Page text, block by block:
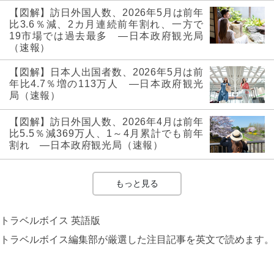
【図解】訪日外国人数、2026年5月は前年
比3.6％減、2カ月連続前年割れ、一方で
19市場では過去最多 ―日本政府観光局
（速報）
【図解】日本人出国者数、2026年5月は前
年比4.7％増の113万人 ―日本政府観光
局（速報）
【図解】訪日外国人数、2026年4月は前年
比5.5％減369万人、1～4月累計でも前年
割れ ―日本政府観光局（速報）
もっと見る
トラベルボイス 英語版
トラベルボイス編集部が厳選した注目記事を英文で読めます。